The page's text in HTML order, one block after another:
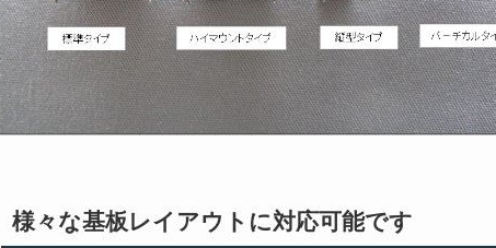
様々な基板レイアウトに対応可能です